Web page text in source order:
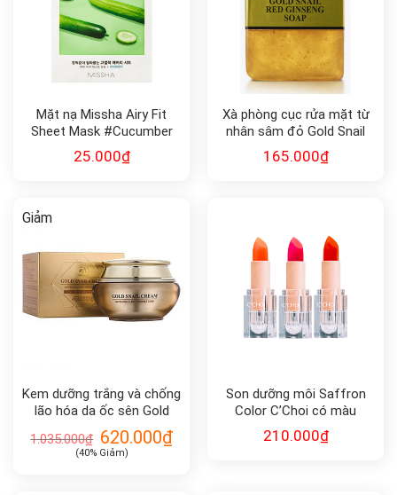
Mặt nạ Missha Airy Fit
Sheet Mask #Cucumber
19gr
25.000₫
Xà phòng cục rửa mặt từ
nhân sâm đỏ Gold Snail
Red Ginseng Soap 90g
165.000₫
Giảm
Kem dưỡng trắng và chống
lão hóa da ốc sên Gold
Energy Snail Synergy Gold
Snail Cream 50ml
1.035.000₫ 620.000₫
(40% Giảm)
Son dưỡng môi Saffron
Color C’Choi có màu
210.000₫